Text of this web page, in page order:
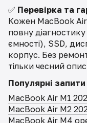
✅ Перевірка та
Кожен MacBook
повну
ємності), SSD,
корпус. Без
тільки чесний
Популярні запити
MacBook Air M1
MacBook Air M2
MacBook Air M4